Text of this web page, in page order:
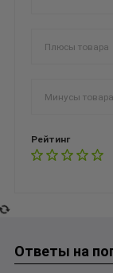
Рейтинг
Ответы на